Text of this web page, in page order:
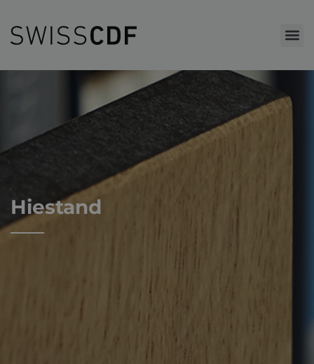
Hiestand